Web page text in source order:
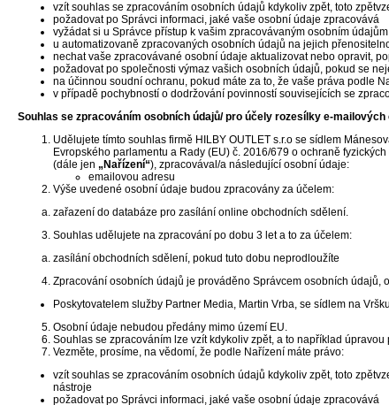
vzít souhlas se zpracováním osobních údajů kdykoliv zpět, toto
požadovat po Správci informaci, jaké vaše osobní údaje zpracovává
vyžádat si u Správce přístup k vašim zpracovávaným osobním
u automatizovaně zpracovaných osobních údajů na jejich
nechat vaše zpracovávané osobní údaje aktualizovat nebo opravit,
požadovat po společnosti výmaz vašich osobních údajů, pokud se
na účinnou soudní ochranu, pokud máte za to, že vaše práva podle
v případě pochybností o dodržování povinností souvisejících se
Souhlas se zpracováním osobních údajů/ pro účely rozesílky e-mailových
Udělujete tímto souhlas firmě HILBY OUTLET s.r.o se sídlem
Evropského parlamentu a Rady (EU) č. 2016/679 o ochraně
(dále jen „Nařízení“), zpracovával/a následující osobní údaje:
emailovou adresu
Výše uvedené osobní údaje budou zpracovány za účelem:
zařazení do databáze pro zasílání online obchodních sdělení.
Souhlas udělujete na zpracování po dobu 3 let a to za účelem:
zasílání obchodních sdělení, pokud tuto dobu neprodloužíte
Zpracování osobních údajů je prováděno Správcem osobních údajů,
Poskytovatelem služby Partner Media, Martin Vrba, se sídlem na
Osobní údaje nebudou předány mimo území EU.
Souhlas se zpracováním lze vzít kdykoliv zpět, a to například
Vezměte, prosíme, na vědomí, že podle Nařízení máte právo:
vzít souhlas se zpracováním osobních údajů kdykoliv zpět, toto
nástroje
požadovat po Správci informaci, jaké vaše osobní údaje zpracovává